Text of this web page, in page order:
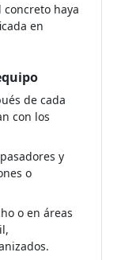
haya
en
de cada
con los
y
o
o en áreas